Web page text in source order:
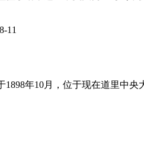
11
1898年10月，位于现在道里中